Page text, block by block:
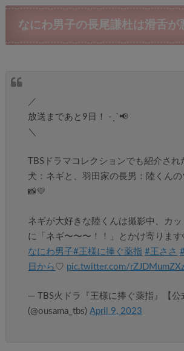
なにわ男子の長尾謙杜は滑舌が
／
放送まであと9日！ ˗ˏˋ📢
＼
TBSドラマコレクションでも紹介さ
犬：ネギと、羽田家の長男：陸くんの
📸💛
ネギが大好きな陸くんは撮影中、カ
に「ネギ〜〜〜！！」とかけ寄ります
なにわ男子#王様に捧ぐ薬指 #王ささ
日から ♡ pic.twitter.com/
— TBS火ドラ『王様に捧ぐ薬指』【公
(@ousama_tbs)April 9, 2023